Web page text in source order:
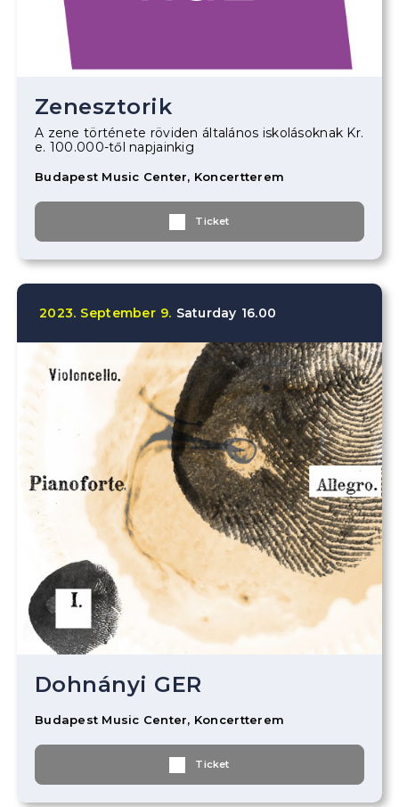
Zenesztorik
A zene története röviden általános iskolásoknak Kr.
e. 100.000-től napjainkig
Budapest Music Center, Koncertterem
Ticket
2023. September 9. Saturday 16.00
Dohnányi GER
Budapest Music Center, Koncertterem
Ticket